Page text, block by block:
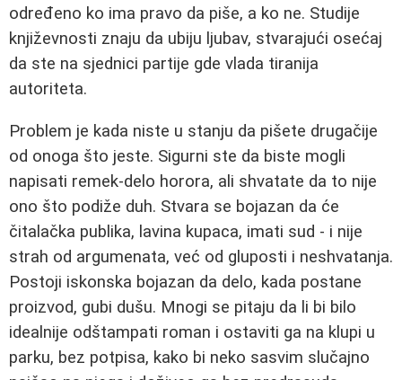
određeno ko ima pravo da piše, a ko ne. Studije
književnosti znaju da ubiju ljubav, stvarajući osećaj
da ste na sjednici partije gde vlada tiranija
autoriteta.
Problem je kada niste u stanju da pišete drugačije
od onoga što jeste. Sigurni ste da biste mogli
napisati remek-delo horora, ali shvatate da to nije
ono što podiže duh. Stvara se bojazan da će
čitalačka publika, lavina kupaca, imati sud - i nije
strah od argumenata, već od gluposti i neshvatanja.
Postoji iskonska bojazan da delo, kada postane
proizvod, gubi dušu. Mnogi se pitaju da li bi bilo
idealnije odštampati roman i ostaviti ga na klupi u
parku, bez potpisa, kako bi neko sasvim slučajno